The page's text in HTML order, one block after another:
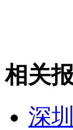
相关
深